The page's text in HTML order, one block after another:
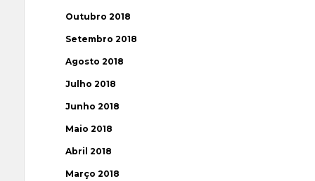
Outubro 2018
Setembro 2018
Agosto 2018
Julho 2018
Junho 2018
Maio 2018
Abril 2018
Março 2018